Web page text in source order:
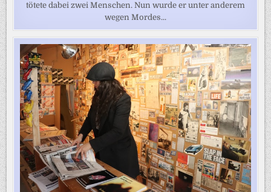
tötete dabei zwei Menschen. Nun wurde er unter anderem
wegen Mordes...